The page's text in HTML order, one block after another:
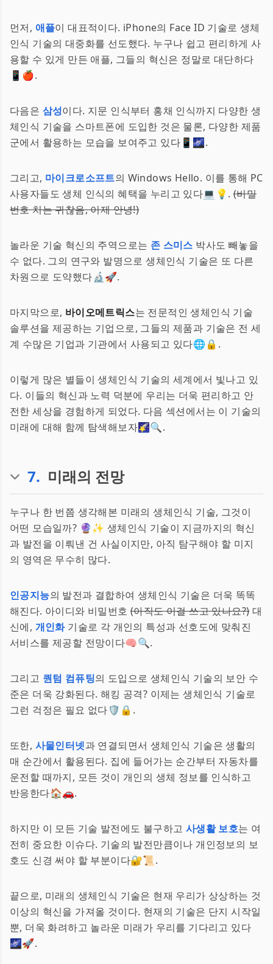
먼저, 애플이 대표적이다. iPhone의 Face ID 기술로 생체
인식 기술의 대중화를 선도했다. 누구나 쉽고 편리하게 사
용할 수 있게 만든 애플, 그들의 혁신은 정말로 대단하다
📱🍎.
다음은 삼성이다. 지문 인식부터 홍채 인식까지 다양한 생
체인식 기술을 스마트폰에 도입한 것은 물론, 다양한 제품
군에서 활용하는 모습을 보여주고 있다📱🌌.
그리고, 마이크로소프트의 Windows Hello. 이를 통해 PC
사용자들도 생체 인식의 혜택을 누리고 있다💻💡.(비밀
번호 치는 귀찮음, 이제 안녕!)
놀라운 기술 혁신의 주역으로는 존 스미스 박사도 빼놓을
수 없다. 그의 연구와 발명으로 생체인식 기술은 또 다른
차원으로 도약했다🔬🚀.
마지막으로, 바이오메트릭스는 전문적인 생체인식 기술
솔루션을 제공하는 기업으로, 그들의 제품과 기술은 전 세
계 수많은 기업과 기관에서 사용되고 있다🌐🔒.
이렇게 많은 별들이 생체인식 기술의 세계에서 빛나고 있
다. 이들의 혁신과 노력 덕분에 우리는 더욱 편리하고 안
전한 세상을 경험하게 되었다. 다음 섹션에서는 이 기술의
미래에 대해 함께 탐색해보자🌠🔍.
7. 미래의 전망
누구나 한 번쯤 생각해본 미래의 생체인식 기술, 그것이
어떤 모습일까? 🔮✨ 생체인식 기술이 지금까지의 혁신
과 발전을 이뤄낸 건 사실이지만, 아직 탐구해야 할 미지
의 영역은 무수히 많다.
인공지능의 발전과 결합하여 생체인식 기술은 더욱 똑똑
해진다. 아이디와 비밀번호 (아직도 이걸 쓰고 있나요?)대
신에, 개인화기술로 각 개인의 특성과 선호도에 맞춰진
서비스를 제공할 전망이다🧠🔍.
그리고 퀀텀 컴퓨팅의 도입으로 생체인식 기술의 보안 수
준은 더욱 강화된다. 해킹 공격? 이제는 생체인식 기술로
그런 걱정은 필요 없다🛡🔒.
또한, 사물인터넷과 연결되면서 생체인식 기술은 생활의
매 순간에서 활용된다. 집에 들어가는 순간부터 자동차를
운전할 때까지, 모든 것이 개인의 생체 정보를 인식하고
반응한다🏠🚗.
하지만 이 모든 기술 발전에도 불구하고 사생활 보호는 여
전히 중요한 이슈다. 기술의 발전만큼이나 개인정보의 보
호도 신경 써야 할 부분이다🔐📜.
끝으로, 미래의 생체인식 기술은 현재 우리가 상상하는 것
이상의 혁신을 가져올 것이다. 현재의 기술은 단지 시작일
뿐, 더욱 화려하고 놀라운 미래가 우리를 기다리고 있다
🌌🚀.